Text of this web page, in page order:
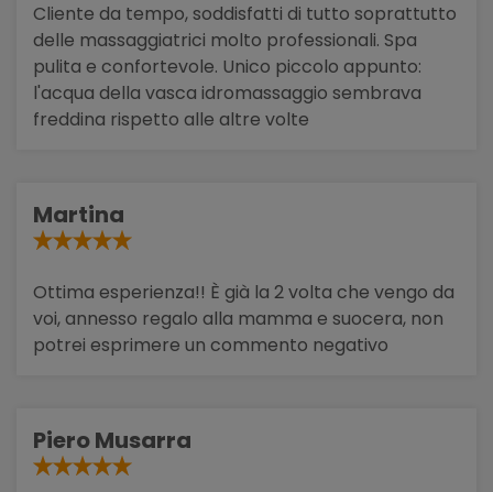
Cliente da tempo, soddisfatti di tutto soprattutto
delle massaggiatrici molto professionali. Spa
pulita e confortevole. Unico piccolo appunto:
l'acqua della vasca idromassaggio sembrava
freddina rispetto alle altre volte
Martina
Ottima esperienza!! È già la 2 volta che vengo da
voi, annesso regalo alla mamma e suocera, non
potrei esprimere un commento negativo
Piero Musarra